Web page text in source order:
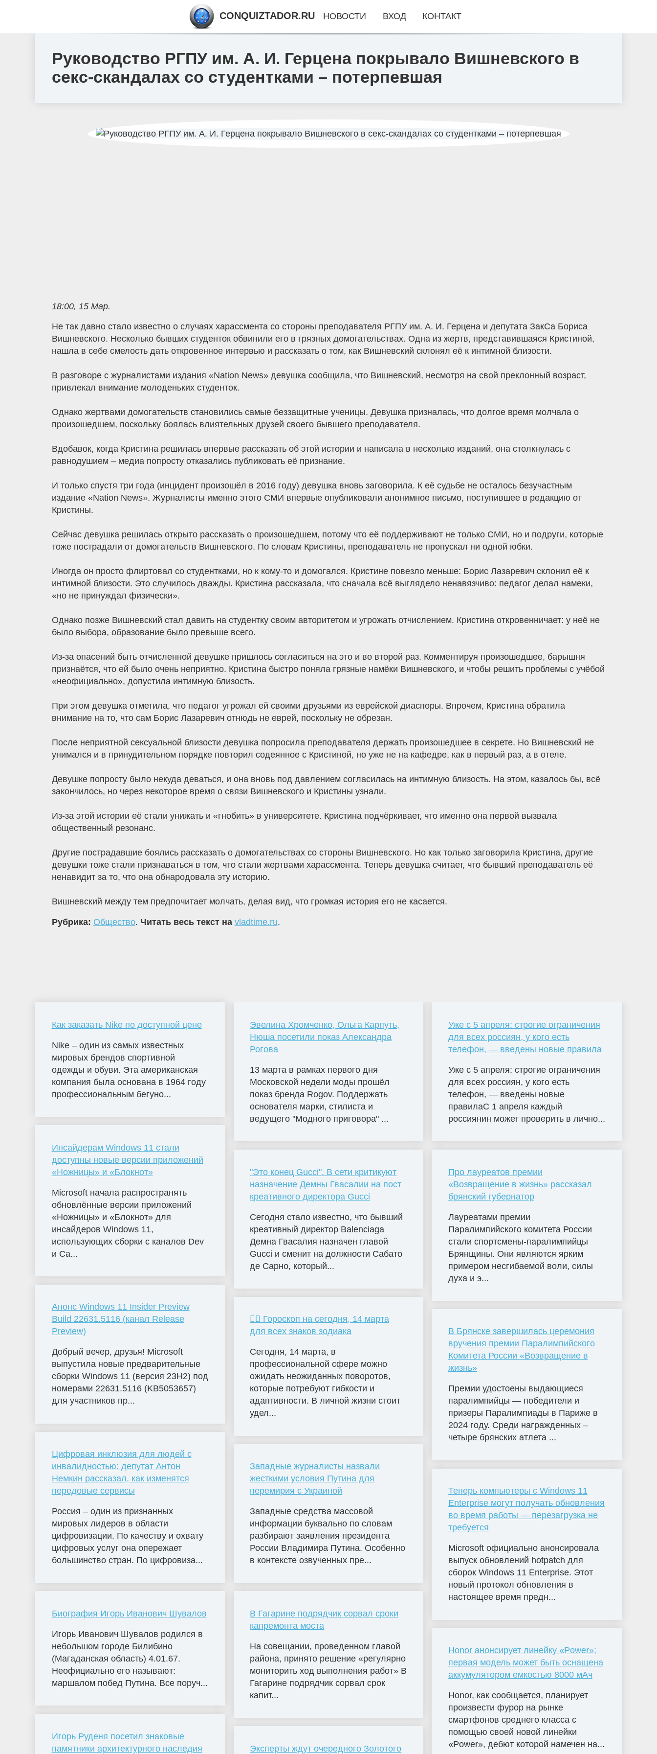
Руководство РГПУ им. А. И. Герцена покрывало Вишневского в
секс-скандалах со студентками – потерпевшая
18:00, 15 Мар.
Не так давно стало известно о случаях харассмента со стороны преподавателя РГПУ им. А. И. Герцена и депутата ЗакСа Бориса
Вишневского. Несколько бывших студенток обвинили его в грязных домогательствах. Одна из жертв, представившаяся Кристиной,
нашла в себе смелость дать откровенное интервью и рассказать о том, как Вишневский склонял её к интимной близости.
В разговоре с журналистами издания «Nation News» девушка сообщила, что Вишневский, несмотря на свой преклонный возраст,
привлекал внимание молоденьких студенток.
Однако жертвами домогательств становились самые беззащитные ученицы. Девушка призналась, что долгое время молчала о
произошедшем, поскольку боялась влиятельных друзей своего бывшего преподавателя.
Вдобавок, когда Кристина решилась впервые рассказать об этой истории и написала в несколько изданий, она столкнулась с
равнодушием – медиа попросту отказались публиковать её признание.
И только спустя три года (инцидент произошёл в 2016 году) девушка вновь заговорила. К её судьбе не осталось безучастным
издание «Nation News». Журналисты именно этого СМИ впервые опубликовали анонимное письмо, поступившее в редакцию от
Кристины.
Сейчас девушка решилась открыто рассказать о произошедшем, потому что её поддерживают не только СМИ, но и подруги, которые
тоже пострадали от домогательств Вишневского. По словам Кристины, преподаватель не пропускал ни одной юбки.
Иногда он просто флиртовал со студентками, но к кому-то и домогался. Кристине повезло меньше: Борис Лазаревич склонил её к
интимной близости. Это случилось дважды. Кристина рассказала, что сначала всё выглядело ненавязчиво: педагог делал намеки,
«но не принуждал физически».
Однако позже Вишневский стал давить на студентку своим авторитетом и угрожать отчислением. Кристина откровенничает: у неё не
было выбора, образование было превыше всего.
Из-за опасений быть отчисленной девушке пришлось согласиться на это и во второй раз. Комментируя произошедшее, барышня
признаётся, что ей было очень неприятно. Кристина быстро поняла грязные намёки Вишневского, и чтобы решить проблемы с учёбой
«неофициально», допустила интимную близость.
При этом девушка отметила, что педагог угрожал ей своими друзьями из еврейской диаспоры. Впрочем, Кристина обратила
внимание на то, что сам Борис Лазаревич отнюдь не еврей, поскольку не обрезан.
После неприятной сексуальной близости девушка попросила преподавателя держать произошедшее в секрете. Но Вишневский не
унимался и в принудительном порядке повторил содеянное с Кристиной, но уже не на кафедре, как в первый раз, а в отеле.
Девушке попросту было некуда деваться, и она вновь под давлением согласилась на интимную близость. На этом, казалось бы, всё
закончилось, но через некоторое время о связи Вишневского и Кристины узнали.
Из-за этой истории её стали унижать и «гнобить» в университете. Кристина подчёркивает, что именно она первой вызвала
общественный резонанс.
Другие пострадавшие боялись рассказать о домогательствах со стороны Вишневского. Но как только заговорила Кристина, другие
девушки тоже стали признаваться в том, что стали жертвами харассмента. Теперь девушка считает, что бывший преподаватель её
ненавидит за то, что она обнародовала эту историю.
Вишневский между тем предпочитает молчать, делая вид, что громкая история его не касается.
Рубрика: Общество. Читать весь текст на vladtime.ru.
Как заказать Nike по доступной цене
Nike – один из самых известных
мировых брендов спортивной
одежды и обуви. Эта американская
компания была основана в 1964 году
профессиональным бегуно...
Инсайдерам Windows 11 стали
доступны новые версии приложений
«Ножницы» и «Блокнот»
Microsoft начала распространять
обновлённые версии приложений
«Ножницы» и «Блокнот» для
инсайдеров Windows 11,
использующих сборки с каналов Dev
и Ca...
Анонс Windows 11 Insider Preview
Build 22631.5116 (канал Release
Preview)
Добрый вечер, друзья! Microsoft
выпустила новые предварительные
сборки Windows 11 (версия 23H2) под
номерами 22631.5116 (KB5053657)
для участников пр...
Цифровая инклюзия для людей с
инвалидностью: депутат Антон
Немкин рассказал, как изменятся
передовые сервисы
Россия – один из признанных
мировых лидеров в области
цифровизации. По качеству и охвату
цифровых услуг она опережает
большинство стран. По цифровиза...
Биография Игорь Иванович Шувалов
Игорь Иванович Шувалов родился в
небольшом городе Билибино
(Магаданская область) 4.01.67.
Неофициально его называют:
маршалом побед Путина. Все поруч...
Игорь Руденя посетил знаковые
памятники архитектурного наследия
Эвелина Хромченко, Ольга Карпуть,
Нюша посетили показ Александра
Рогова
13 марта в рамках первого дня
Московской недели моды прошёл
показ бренда Rogov. Поддержать
основателя марки, стилиста и
ведущего "Модного приговора" ...
"Это конец Gucci". В сети критикуют
назначение Демны Гвасалии на пост
креативного директора Gucci
Сегодня стало известно, что бывший
креативный директор Balenciaga
Демна Гвасалия назначен главой
Gucci и сменит на должности Сабато
де Сарно, который...
🧙‍♀ Гороскоп на сегодня, 14 марта
для всех знаков зодиака
Сегодня, 14 марта, в
профессиональной сфере можно
ожидать неожиданных поворотов,
которые потребуют гибкости и
адаптивности. В личной жизни стоит
удел...
Западные журналисты назвали
жесткими условия Путина для
перемирия с Украиной
Западные средства массовой
информации буквально по словам
разбирают заявления президента
России Владимира Путина. Особенно
в контексте озвученных пре...
В Гагарине подрядчик сорвал сроки
капремонта моста
На совещании, проведенном главой
района, принято решение «регулярно
мониторить ход выполнения работ» В
Гагарине подрядчик сорвал срок
капит...
Эксперты ждут очередного Золотого
Уже с 5 апреля: строгие ограничения
для всех россиян, у кого есть
телефон, — введены новые правила
Уже с 5 апреля: строгие ограничения
для всех россиян, у кого есть
телефон, — введены новые
правилаС 1 апреля каждый
россиянин может проверить в лично...
Про лауреатов премии
«Возвращение в жизнь» рассказал
брянский губернатор
Лауреатами премии
Паралимпийского комитета России
стали спортсмены-паралимпийцы
Брянщины. Они являются ярким
примером несгибаемой воли, силы
духа и э...
В Брянске завершилась церемония
вручения премии Паралимпийского
Комитета России «Возвращение в
жизнь»
Премии удостоены выдающиеся
паралимпийцы — победители и
призеры Паралимпиады в Париже в
2024 году. Среди награжденных –
четыре брянских атлета ...
Теперь компьютеры с Windows 11
Enterprise могут получать обновления
во время работы — перезагрузка не
требуется
Microsoft официально анонсировала
выпуск обновлений hotpatch для
сборок Windows 11 Enterprise. Этот
новый протокол обновления в
настоящее время предн...
Honor анонсирует линейку «Power»;
первая модель может быть оснащена
аккумулятором емкостью 8000 мАч
Honor, как сообщается, планирует
произвести фурор на рынке
смартфонов среднего класса с
помощью своей новой линейки
«Power», дебют которой намечен на...
CONQUIZTADOR.RU НОВОСТИ ВХОД КОНТАКТ